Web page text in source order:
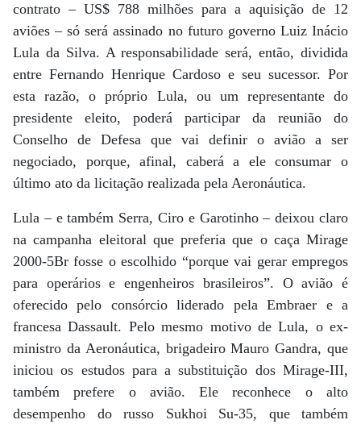
contrato – US$ 788 milhões para a aquisição de 12
aviões – só será assinado no futuro governo Luiz Inácio
Lula da Silva. A responsabilidade será, então, dividida
entre Fernando Henrique Cardoso e seu sucessor. Por
esta razão, o próprio Lula, ou um representante do
presidente eleito, poderá participar da reunião do
Conselho de Defesa que vai definir o avião a ser
negociado, porque, afinal, caberá a ele consumar o
último ato da licitação realizada pela Aeronáutica.
Lula – e também Serra, Ciro e Garotinho – deixou claro
na campanha eleitoral que preferia que o caça Mirage
2000-5Br fosse o escolhido “porque vai gerar empregos
para operários e engenheiros brasileiros”. O avião é
oferecido pelo consórcio liderado pela Embraer e a
francesa Dassault. Pelo mesmo motivo de Lula, o ex-
ministro da Aeronáutica, brigadeiro Mauro Gandra, que
iniciou os estudos para a substituição dos Mirage-III,
também prefere o avião. Ele reconhece o alto
desempenho do russo Sukhoi Su-35, que também